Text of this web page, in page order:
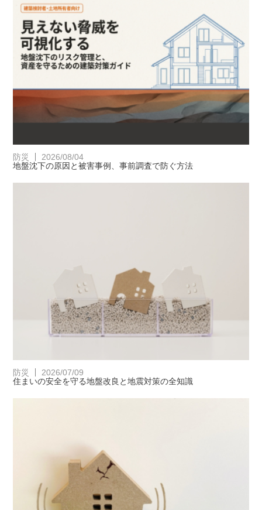
防災
2026/08/04
地盤沈下の原因と被害事例、事前調査で防ぐ方法
防災
2026/07/09
住まいの安全を守る地盤改良と地震対策の全知識